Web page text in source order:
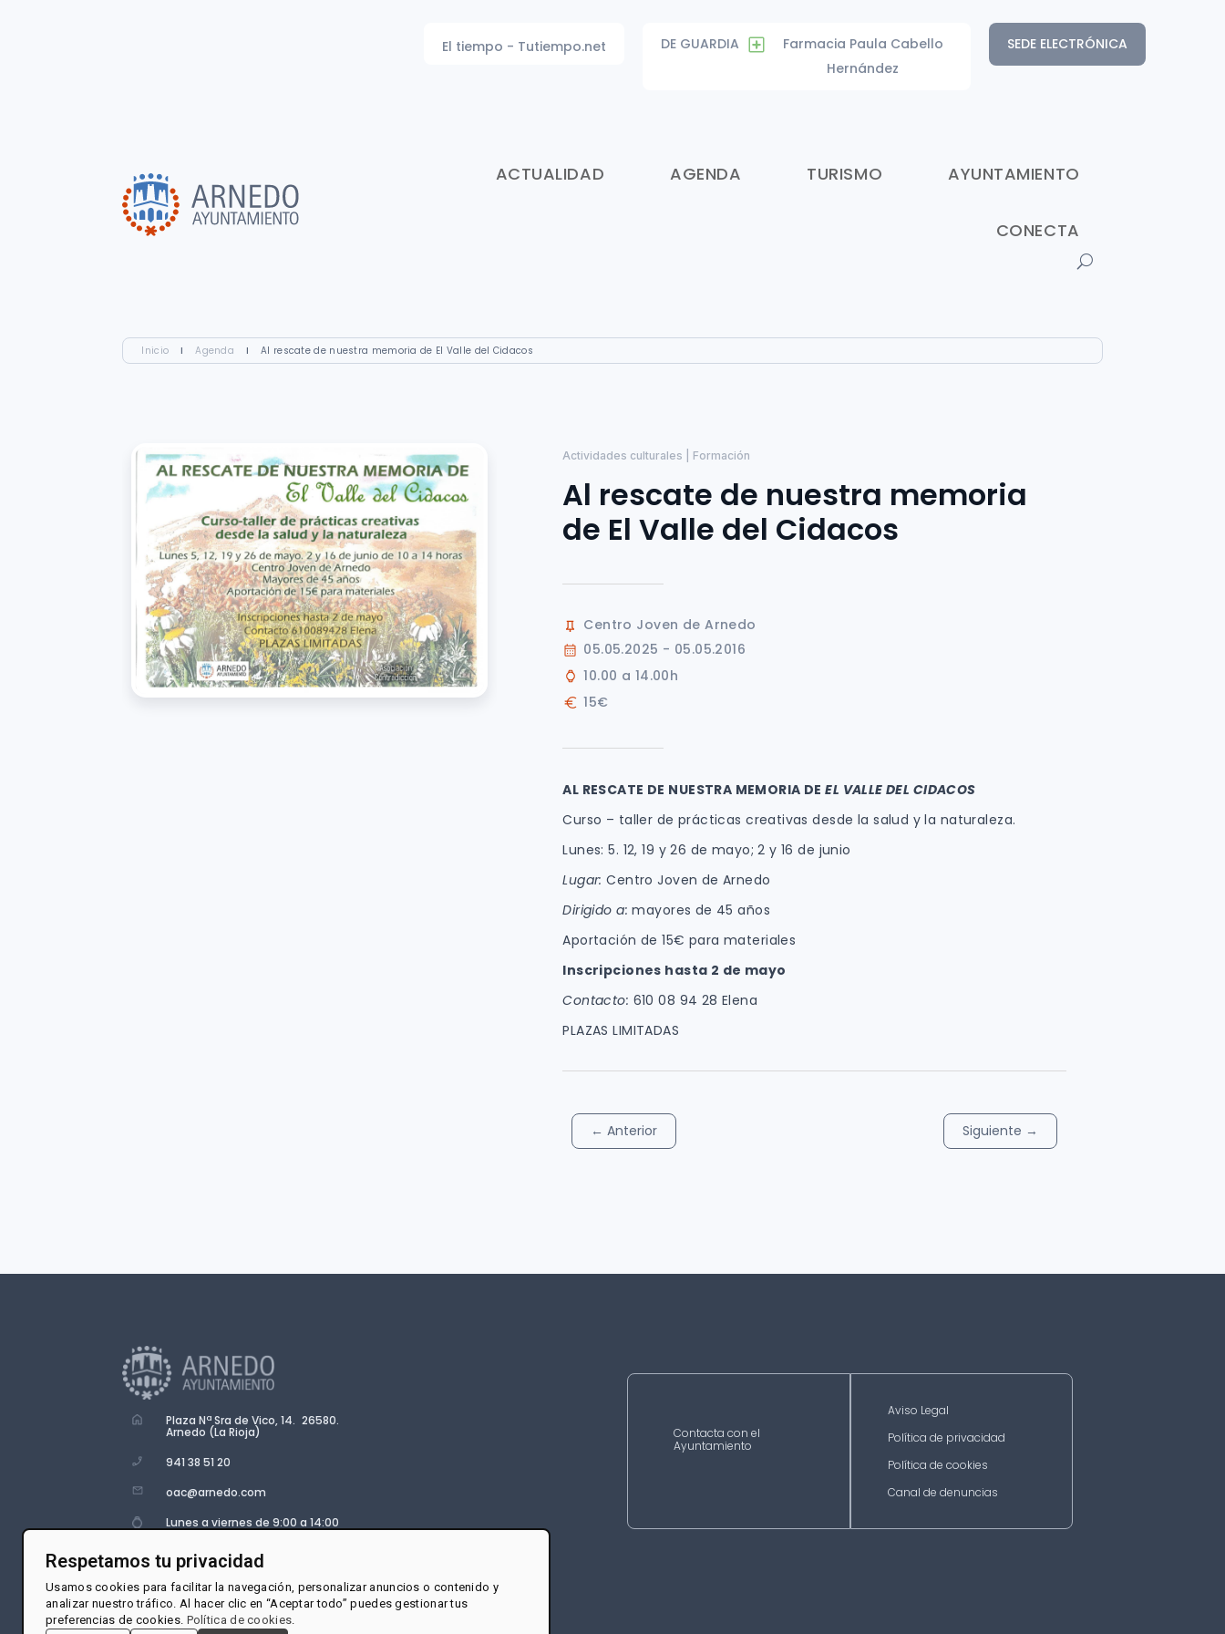
SEDE ELECTRÓNICA
DE GUARDIA
Farmacia Paula Cabello
Hernández
El tiempo - Tutiempo.net
ACTUALIDAD AGENDA TURISMO AYUNTAMIENTO
CONECTA
Inicio I Agenda I Al rescate de nuestra memoria de El Valle del Cidacos
Actividades culturales | Formación
Al rescate de nuestra memoria
de El Valle del Cidacos
Centro Joven de Arnedo
05.05.2025 - 05.05.2016
10.00 a 14.00h
15€
AL RESCATE DE NUESTRA MEMORIA DEEL VALLE DEL CIDACOS
Curso – taller de prácticas creativas desde la salud y la naturaleza.
Lunes: 5. 12, 19 y 26 de mayo; 2 y 16 de junio
Lugar: Centro Joven de Arnedo
Dirigido a: mayores de 45 años
Aportación de 15€ para materiales
Inscripciones hasta 2 de mayo
Contacto: 610 08 94 28 Elena
PLAZAS LIMITADAS
←Anterior Siguiente →
Plaza Nª Sra de Vico, 14. 26580.
Arnedo (La Rioja)
941 38 51 20
oac@arnedo.com
Lunes a viernes de 9:00 a 14:00
Contacta con el
Ayuntamiento
Aviso Legal
Política de privacidad
Política de cookies
Canal de denuncias
Respetamos tu privacidad
Usamos cookies para facilitar la navegación, personalizar anuncios o contenido y
analizar nuestro tráfico. Al hacer clic en “Aceptar todo” puedes gestionar tus
preferencias de cookies. Política de cookies.